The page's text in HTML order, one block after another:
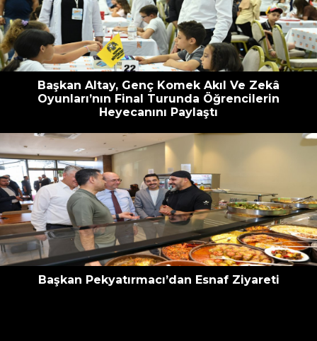
escort
havalimanı
transfer
oyna
bahis
siteleri
Başkan Altay, Genç Komek Akıl Ve Zekâ
Oyunları’nın Final Turunda Öğrencilerin
Heyecanını Paylaştı
Başkan Pekyatırmacı’dan Esnaf Ziyareti